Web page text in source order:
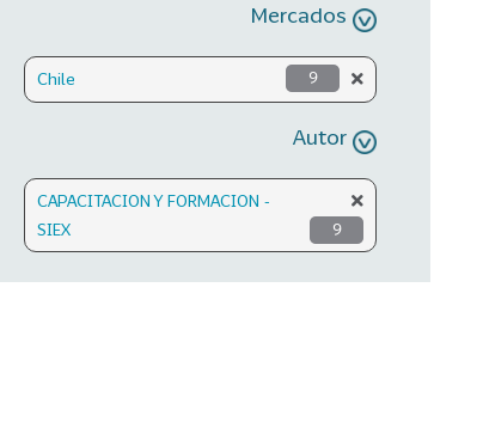
Mercados
Chile 9
Autor
CAPACITACION Y FORMACION -
SIEX
9